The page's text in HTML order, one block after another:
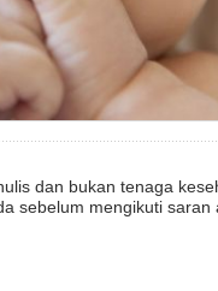
dan bukan tenaga
sebelum mengikuti saran